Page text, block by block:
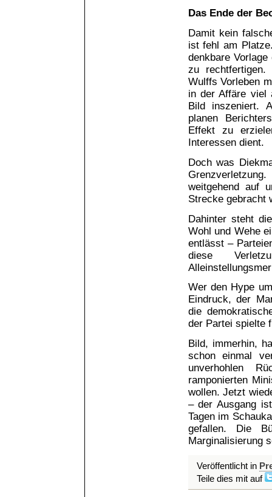
Das Ende der
Damit kein
ist fehl am
denkbare
zu rechtfertigen.
Wulffs Vorleben
in der Affäre viel
Bild inszeniert.
planen
Effekt zu
Interessen dient.
Doch was
weitgehend auf
Strecke gebracht
Dahinter steht
Wohl und Wehe
entlässt –
diese
Wer den Hype
Eindruck, der
die
der Partei spielte
Bild, immerhin,
schon einmal
unverhohlen
ramponierten
wollen. Jetzt
– der Ausgang
Tagen im
gefallen. Die
Marginalisierung
Veröffentlicht in
Teile dies mit auf